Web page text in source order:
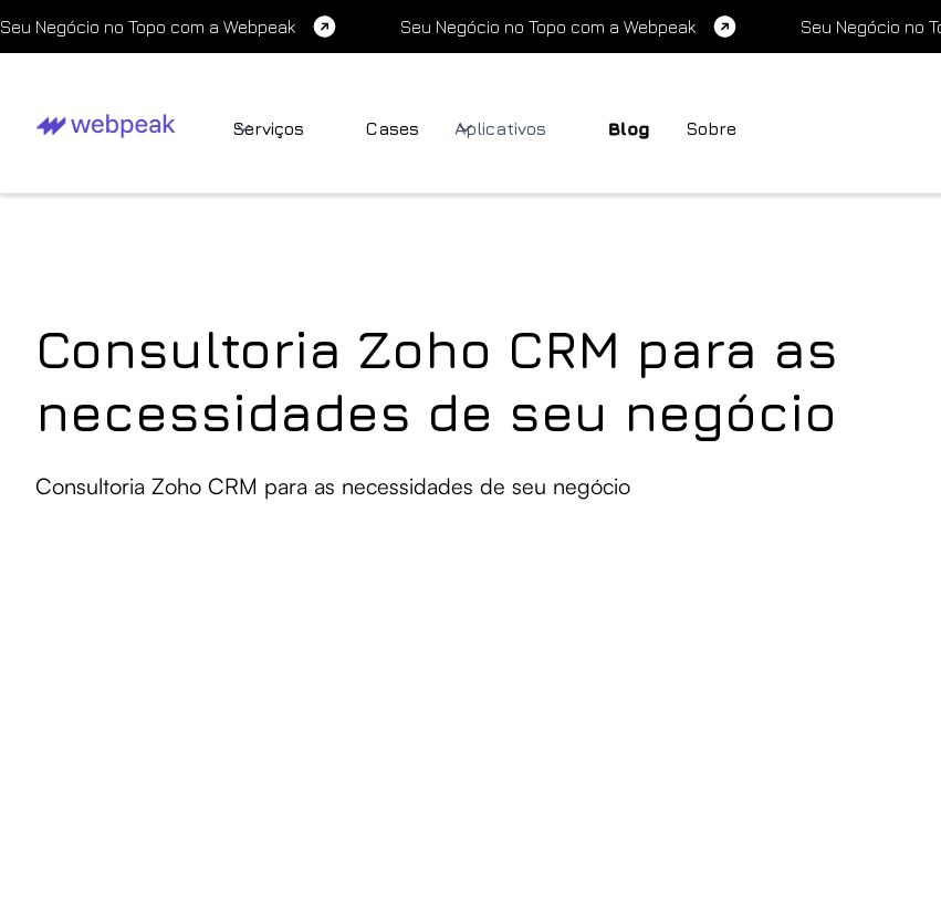
Seu Negócio no Topo com a Webpeak Seu Negócio no Topo com a Webpeak Seu Negócio no
Serviços Cases Aplicativos Blog Sobre
Consultoria Zoho CRM para as
necessidades de seu negócio
Consultoria Zoho CRM para as necessidades de seu negócio